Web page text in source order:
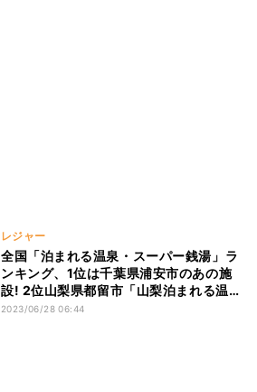
レジャー
全国「泊まれる温泉・スーパー銭湯」ラ
ンキング、1位は千葉県浦安市のあの施
設! 2位山梨県都留市「山梨泊まれる温泉
より道の湯」、3位福岡県福岡市「博多
2023/06/28 06:44